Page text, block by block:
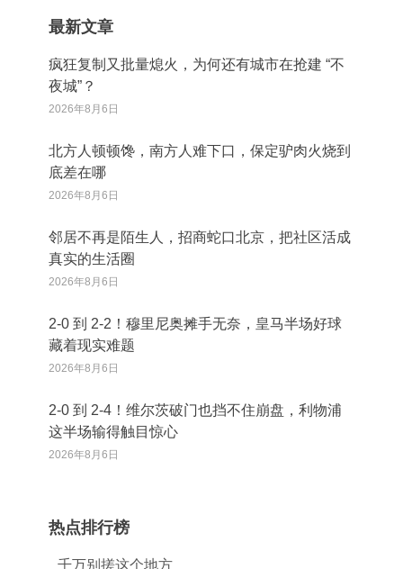
最新文章
疯狂复制又批量熄火，为何还有城市在抢建 “不
夜城”？
2026年8月6日
北方人顿顿馋，南方人难下口，保定驴肉火烧到
底差在哪
2026年8月6日
邻居不再是陌生人，招商蛇口北京，把社区活成
真实的生活圈
2026年8月6日
2‑0 到 2‑2！穆里尼奥摊手无奈，皇马半场好球
藏着现实难题
2026年8月6日
2‑0 到 2‑4！维尔茨破门也挡不住崩盘，利物浦
这半场输得触目惊心
2026年8月6日
热点排行榜
千万别搓这个地方